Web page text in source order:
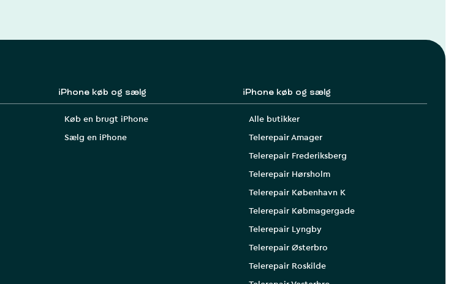
iPhone køb og sælg
Køb en brugt iPhone
Sælg en iPhone
iPhone køb og sælg
Alle butikker
Telerepair Amager
Telerepair Frederiksberg
Telerepair Hørsholm
Telerepair København K
Telerepair Købmagergade
Telerepair Lyngby
Telerepair Østerbro
Telerepair Roskilde